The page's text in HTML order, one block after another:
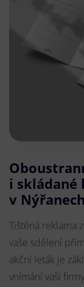
i skládané
v Nýřanech
Tištěná reklama
vaše sdělení
akční leták je
vnímání vaší